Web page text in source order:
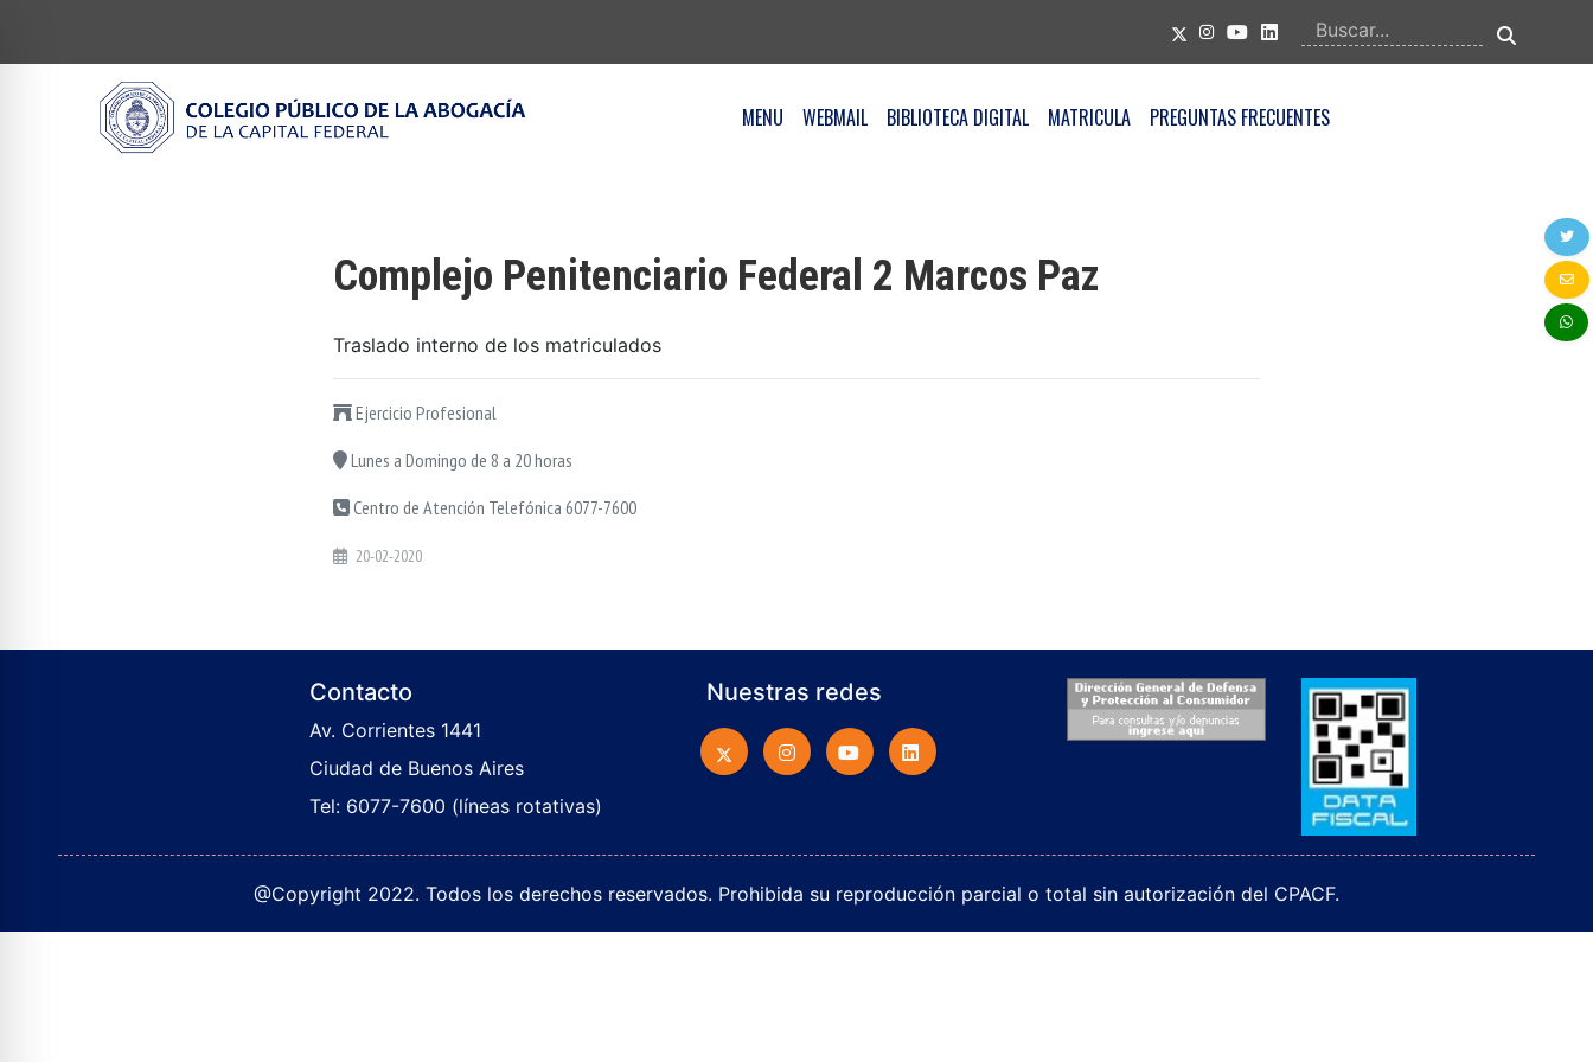
MENU WEBMAIL BIBLIOTECA DIGITAL MATRICULA PREGUNTAS FRECUENTES
Complejo Penitenciario Federal 2 Marcos Paz
Traslado interno de los matriculados
Ejercicio Profesional
Lunes a Domingo de 8 a 20 horas
Centro de Atención Telefónica 6077-7600
20-02-2020
Contacto
Av. Corrientes 1441
Ciudad de Buenos Aires
Tel: 6077-7600 (líneas rotativas)
Nuestras redes
@Copyright 2022. Todos los derechos reservados. Prohibida su reproducción parcial o total sin autorización del CPACF.